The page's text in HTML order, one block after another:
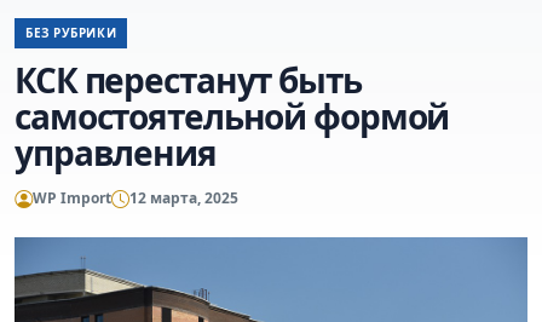
БЕЗ РУБРИКИ
КСК перестанут быть
самостоятельной формой
управления
WP Import 12 марта, 2025